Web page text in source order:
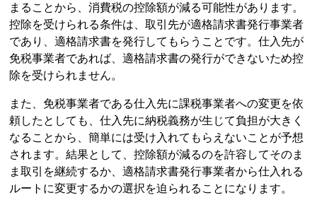
まることから、消費税の控除額が減る可能性があります。
控除を受けられる条件は、取引先が適格請求書発行事業者
であり、適格請求書を発行してもらうことです。仕入先が
免税事業者であれば、適格請求書の発行ができないため控
除を受けられません。
また、免税事業者である仕入先に課税事業者への変更を依
頼したとしても、仕入先に納税義務が生じて負担が大きく
なることから、簡単には受け入れてもらえないことが予想
されます。結果として、控除額が減るのを許容してそのま
ま取引を継続するか、適格請求書発行事業者から仕入れる
ルートに変更するかの選択を迫られることになります。